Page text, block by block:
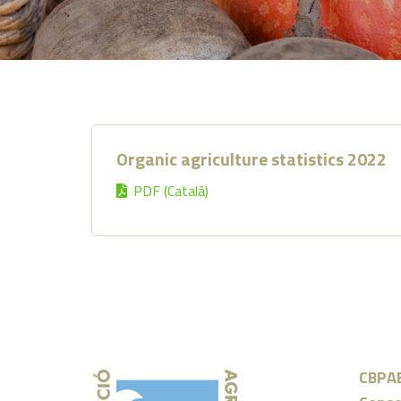
Organic agriculture statistics 2022
PDF (Català)